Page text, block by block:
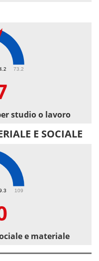
73.2
studio o lavoro
E SOCIALE
109
e materiale